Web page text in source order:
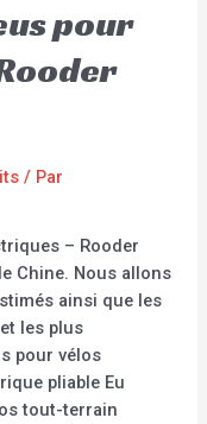
pour
/ Par
– Rooder
Chine. Nous allons
ainsi que les
les plus
pour vélos
pliable Eu
tout-terrain